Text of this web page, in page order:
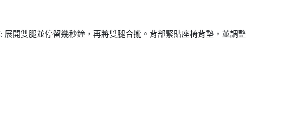
開雙腿並停留幾秒鐘，再將雙腿合攏。背部緊貼座椅背墊，並調整